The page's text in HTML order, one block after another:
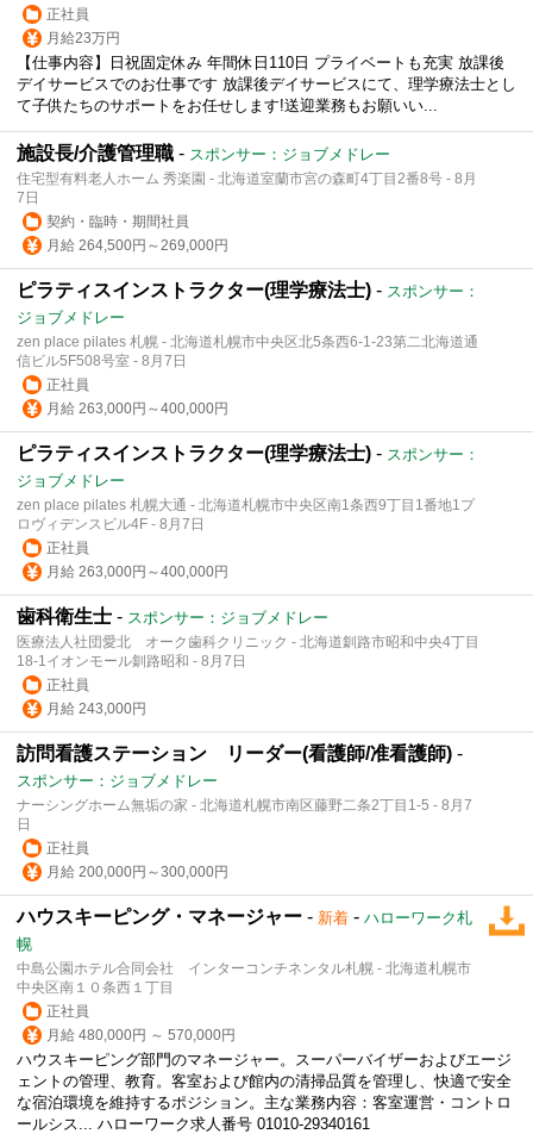
正社員
月給23万円
【仕事内容】日祝固定休み 年間休日110日 プライベートも充実 放課後
デイサービスでのお仕事です 放課後デイサービスにて、理学療法士とし
て子供たちのサポートをお任せします!送迎業務もお願いい...
施設長/介護管理職 - スポンサー：ジョブメドレー
住宅型有料老人ホーム 秀楽園 - 北海道室蘭市宮の森町4丁目2番8号 - 8月
7日
契約・臨時・期間社員
月給 264,500円～269,000円
ピラティスインストラクター(理学療法士) - スポンサー：
ジョブメドレー
zen place pilates 札幌 - 北海道札幌市中央区北5条西6-1-23第二北海道通
信ビル5F508号室 - 8月7日
正社員
月給 263,000円～400,000円
ピラティスインストラクター(理学療法士) - スポンサー：
ジョブメドレー
zen place pilates 札幌大通 - 北海道札幌市中央区南1条西9丁目1番地1プ
ロヴィデンスビル4F - 8月7日
正社員
月給 263,000円～400,000円
歯科衛生士 - スポンサー：ジョブメドレー
医療法人社団愛北 オーク歯科クリニック - 北海道釧路市昭和中央4丁目
18-1イオンモール釧路昭和 - 8月7日
正社員
月給 243,000円
訪問看護ステーション リーダー(看護師/准看護師) -
スポンサー：ジョブメドレー
ナーシングホーム無垢の家 - 北海道札幌市南区藤野二条2丁目1-5 - 8月7
日
正社員
月給 200,000円～300,000円
ハウスキーピング・マネージャー - 新着 - ハローワーク札
幌
中島公園ホテル合同会社 インターコンチネンタル札幌 - 北海道札幌市
中央区南１０条西１丁目
正社員
月給 480,000円 ～ 570,000円
ハウスキーピング部門のマネージャー。スーパーバイザーおよびエージ
ェントの管理、 教育。客室および館内の清掃品質を管理し、快適で安全
な宿泊環境を維持するポジション。主な業務内容：客室運営・コントロ
ールシス... ハローワーク求人番号 01010-29340161